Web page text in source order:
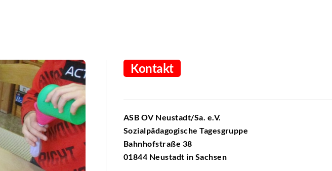
Kontakt
ASB OV Neustadt/Sa. e.V.
Sozialpädagogische Tagesgruppe
Bahnhofstraße 38
01844 Neustadt in Sachsen